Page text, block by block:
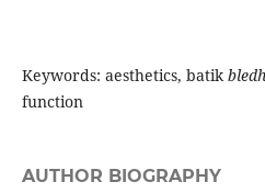
Keywords: aesthetics, batik
function
AUTHOR BIOGRAPHY